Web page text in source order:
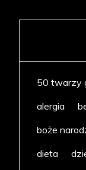
50 twarzy
alergia
boże
dieta